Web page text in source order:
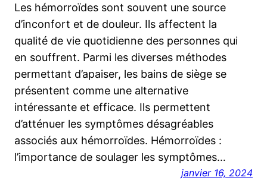
Les hémorroïdes sont souvent une source
d’inconfort et de douleur. Ils affectent la
qualité de vie quotidienne des personnes qui
en souffrent. Parmi les diverses méthodes
permettant d’apaiser, les bains de siège se
présentent comme une alternative
intéressante et efficace. Ils permettent
d’atténuer les symptômes désagréables
associés aux hémorroïdes. Hémorroïdes :
l’importance de soulager les symptômes…
janvier 16, 2024